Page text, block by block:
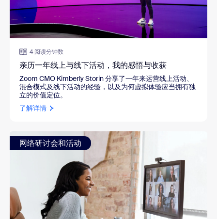
4 阅读分钟数
亲历一年线上与线下活动，我的感悟与收获
Zoom CMO Kimberly Storin 分享了一年来运营线上活动、
混合模式及线下活动的经验，以及为何虚拟体验应当拥有独
立的价值定位。
了解详情
网络研讨会和活动